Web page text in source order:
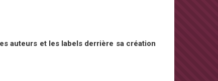
auteurs et les labels derrière sa création